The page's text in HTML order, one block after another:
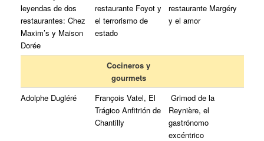
leyendas de dos
restaurantes: Chez
Maxim’s y Maison
Dorée
restaurante Foyot y
el terrorismo de
estado
restaurante Margéry
y el amor
Cocineros y
gourmets
Adolphe Dugléré
François Vatel, El
Trágico Anfitrión de
Chantilly
Grimodde la
Reynière, el
gastrónomo
excéntrico